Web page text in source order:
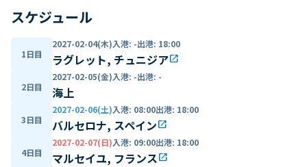
スケジュール
1日目
2027-02-04(木)入港: -出港: 18:00
ラグレット, チュニジアopen_in_new
2日目
2027-02-05(金)入港: -出港: -
海上
3日目
2027-02-06(土)入港: 08:00出港: 18:00
バルセロナ, スペインopen_in_new
4日目
2027-02-07(日)入港: 09:00出港: 18:00
マルセイユ, フランスopen_in_new